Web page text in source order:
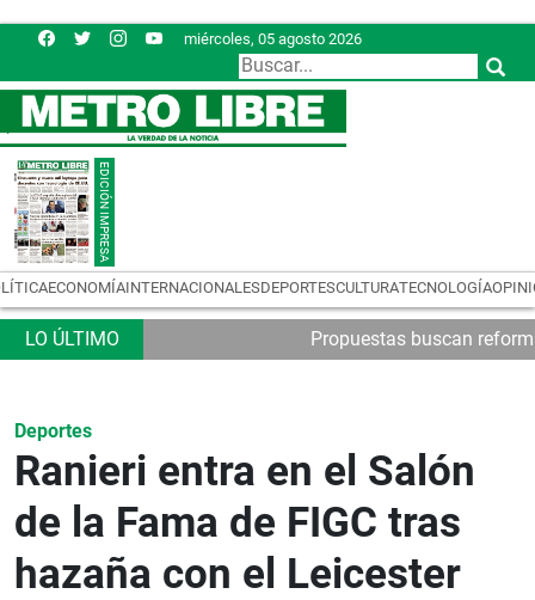
miércoles, 05 agosto 2026
ECONOMÍAINTERNACIONALESDEPORTESCULTURATECNOLOGÍA
Propuestas buscan
Deportes
Ranieri entra en el Salón
de la Fama de FIGC tras
hazaña con el Leicester